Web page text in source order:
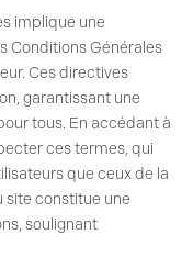
implique une
Conditions Générales
Ces directives
garantissant une
tous. En accédant à
ces termes, qui
que ceux de la
site constitue une
soulignant